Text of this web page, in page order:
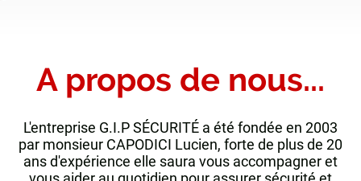
A propos de nous...
L'entreprise G.I.P SÉCURITÉ a été fondée en 2003
par monsieur CAPODICI Lucien, forte de plus de 20
ans d'expérience elle saura vous accompagner et